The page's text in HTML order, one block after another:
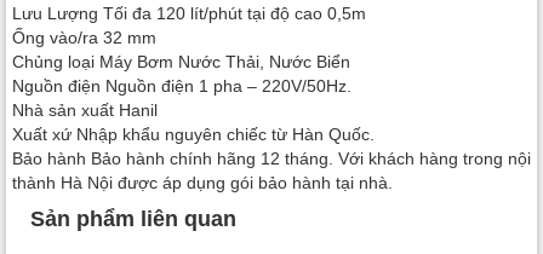
Lưu Lượng Tối đa 120 lít/phút tại độ cao 0,5m
Ống vào/ra 32 mm
Chủng loại Máy Bơm Nước Thải, Nước Biển
Nguồn điện Nguồn điện 1 pha – 220V/50Hz.
Nhà sản xuất Hanil
Xuất xứ Nhập khẩu nguyên chiếc từ Hàn Quốc.
Bảo hành Bảo hành chính hãng 12 tháng. Với khách hàng trong nội
thành Hà Nội được áp dụng gói bảo hành tại nhà.
Sản phẩm liên quan